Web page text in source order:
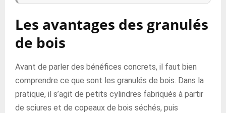
Les avantages des granulés
de bois
Avant de parler des bénéfices concrets, il faut bien
comprendre ce que sont les granulés de bois. Dans la
pratique, il s’agit de petits cylindres fabriqués à partir
de sciures et de copeaux de bois séchés, puis